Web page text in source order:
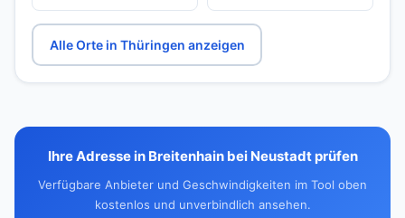
Alle Orte in Thüringen anzeigen
Ihre Adresse in Breitenhain bei Neustadt prüfen
Verfügbare Anbieter und Geschwindigkeiten im Tool oben
kostenlos und unverbindlich ansehen.